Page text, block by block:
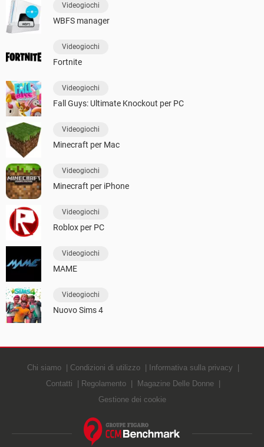
Videogiochi
WBFS manager
Videogiochi
Fortnite
Videogiochi
Fall Guys: Ultimate Knockout per PC
Videogiochi
Minecraft per Mac
Videogiochi
Minecraft per iPhone
Videogiochi
Roblox per PC
Videogiochi
MAME
Videogiochi
Nuovo Sims 4
Chi siamo Condizioni di utilizzo
Informativa sulla privacy
Contatti
Regolamento
Magazine Delle Donne
Gestione dei cookie